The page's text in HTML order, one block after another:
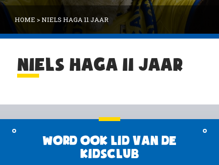
HOME >NIELS HAGA 11 JAAR
NIELS HAGA 11 JAAR
Word ook lid van de
KidsClub